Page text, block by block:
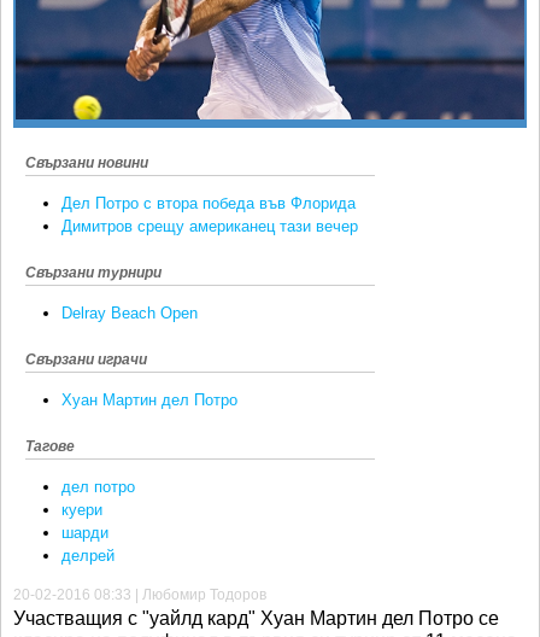
SOFIA OPEN
КЛУБОВЕ
ВИДЕО
ЖЪЛТО
РАКЕТНИ
Ретро
Спорт&Фитнес
Любители
Свързани новини
Дел Потро с втора победа във Флорида
Димитров срещу американец тази вечер
Свързани турнири
Delray Beach Open
Свързани играчи
Хуан Мартин дел Потро
Тагове
дел потро
куери
шарди
делрей
20-02-2016 08:33 | Любомир Тодоров
Участващия с "уайлд кард" Хуан Мартин дел Потро се